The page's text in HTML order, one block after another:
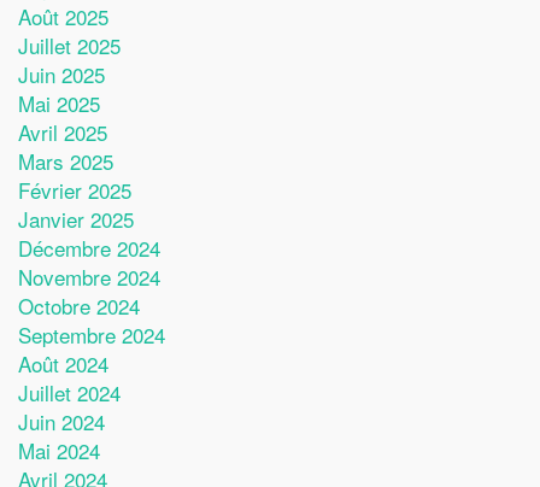
Août 2025
Juillet 2025
Juin 2025
Mai 2025
Avril 2025
Mars 2025
Février 2025
Janvier 2025
Décembre 2024
Novembre 2024
Octobre 2024
Septembre 2024
Août 2024
Juillet 2024
Juin 2024
Mai 2024
Avril 2024